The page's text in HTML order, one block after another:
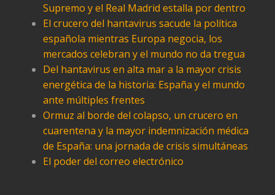
Supremo y el Real Madrid estalla por dentro
El crucero del hantavirus sacude la política
española mientras Europa negocia, los
mercados celebran y el mundo no da tregua
Del hantavirus en alta mar a la mayor crisis
energética de la historia: España y el mundo
ante múltiples frentes
Ormuz al borde del colapso, un crucero en
cuarentena y la mayor indemnización médica
de España: una jornada de crisis simultáneas
El poder del correo electrónico